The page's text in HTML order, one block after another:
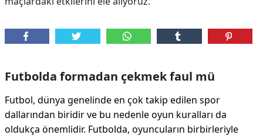
Futbolda formadan çekmek faul mü
Futbol, dünya genelinde en çok takip edilen spor
dallarından biridir ve bu nedenle oyun kuralları da
oldukça önemlidir. Futbolda, oyuncuların birbirleriyle